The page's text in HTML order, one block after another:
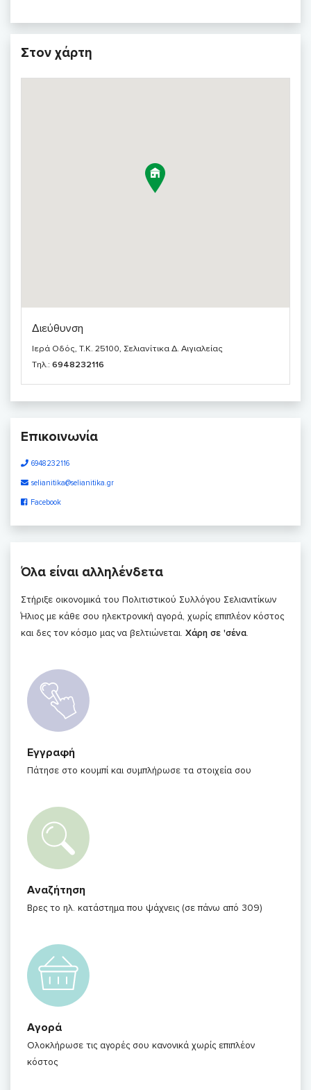
Στον χάρτη
Διεύθυνση
Ιερά Οδός, T.K. 25100, Σελιανίτικα Δ. Αιγιαλείας
Τηλ.: 6948232116
Επικοινωνία
6948232116
selianitika@selianitika.gr
Facebook
Όλα είναι αλληλένδετα
Στήριξε οικονομικά του Πολιτιστικού Συλλόγου Σελιανιτίκων
Ήλιος με κάθε σου ηλεκτρονική αγορά, χωρίς επιπλέον κόστος
και δες τον κόσμο μας να βελτιώνεται. Χάρη σε 'σένα.
Εγγραφή
Πάτησε στο κουμπί και συμπλήρωσε τα στοιχεία σου
Αναζήτηση
Βρες το ηλ. κατάστημα που ψάχνεις (σε πάνω από 309)
Αγορά
Ολοκλήρωσε τις αγορές σου κανονικά χωρίς επιπλέον
κόστος